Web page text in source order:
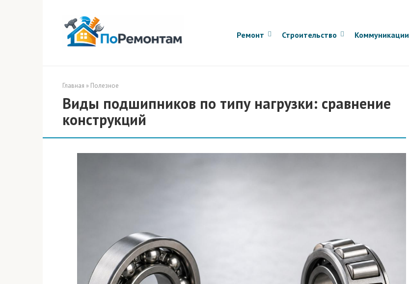
Ремонт Строительство Коммуникации
Главная » Полезное
Виды подшипников по типу нагрузки: сравнение
конструкций